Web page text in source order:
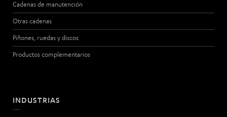
Cadenas de manutención
Otras cadenas
Piñones, ruedas y discos
Productos complementarios
INDUSTRIAS